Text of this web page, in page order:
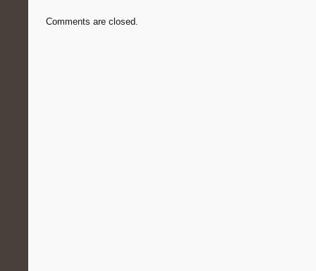
Comments are closed.